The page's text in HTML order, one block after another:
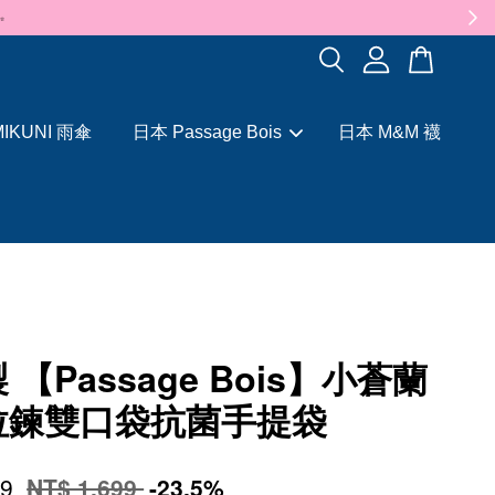
雨傘 日本 Passage Bois 日本 M&M 襪
【Passage Bois】小蒼蘭
雙口袋抗菌手提袋
NT$ 1,699-23.5%